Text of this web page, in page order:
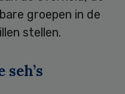
groepen in de
stellen.